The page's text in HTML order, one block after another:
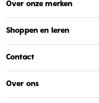
Over onze merken
Shoppen en leren
Contact
Over ons